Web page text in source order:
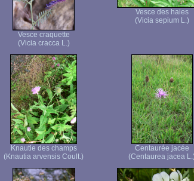
Vesce craquette
(Vicia cracca L.)
Vesce des haies
(Vicia sepium L.)
Knautie des champs
(Knautia arvensis Coult.)
Centaurée jacée
(Centaurea jacea L.)